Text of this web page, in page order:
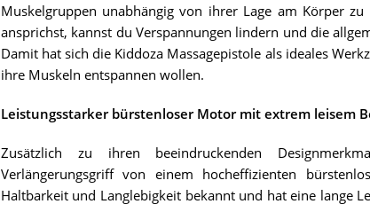
Muskelgruppen unabhängig von ihrer Lage am Körper
ansprichst, kannst du Verspannungen lindern und die
Damit hat sich die Kiddoza Massagepistole als ideales
ihre Muskeln entspannen wollen.
Leistungsstarker bürstenloser Motor mit extrem leisem
Zusätzlich zu ihren beeindruckenden
Verlängerungsgriff von einem hocheffizienten
Haltbarkeit und Langlebigkeit bekannt und hat eine lange